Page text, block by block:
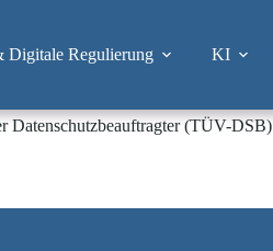
Digitale Regulierung KI
Datenschutzbeauftragter (TÜV-DSB)